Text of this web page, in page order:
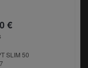
€
SLIM 50